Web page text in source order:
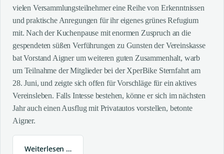
vielen Versammlungsteilnehmer eine Reihe von Erkenntnissen
und praktische Anregungen für ihr eigenes grünes Refugium
mit. Nach der Kuchenpause mit enormen Zuspruch an die
gespendeten süßen Verführungen zu Gunsten der Vereinskasse
bat Vorstand Aigner um weiteren guten Zusammenhalt, warb
um Teilnahme der Mitglieder bei der XperBike Sternfahrt am
28. Juni, und zeigte sich offen für Vorschläge für ein aktives
Vereinsleben. Falls Intesse bestehen, könne er sich im nächsten
Jahr auch einen Ausflug mit Privatautos vorstellen, betonte
Aigner.
Weiterlesen …